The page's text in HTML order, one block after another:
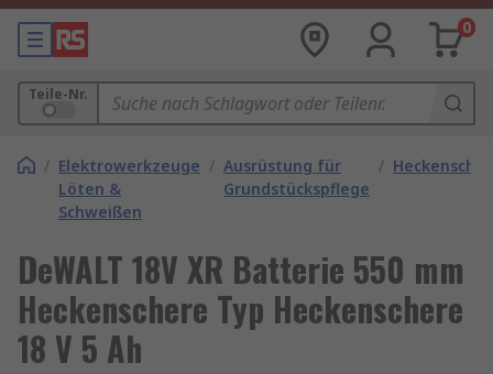
0
Teile-Nr.
/ Elektrowerkzeuge
Löten &
Schweißen
/ Ausrüstung für
Grundstückspflege
/
DeWALT 18V XR Batterie 550 mm
Heckenschere Typ Heckenschere
18 V 5 Ah